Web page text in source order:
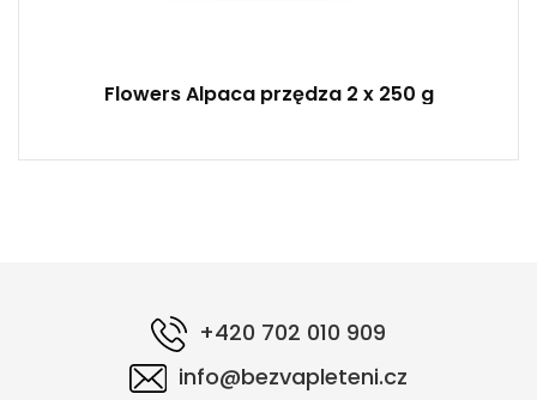
Flowers Alpaca przędza 2 x 250 g
+420 702 010 909
info@bezvapleteni.cz